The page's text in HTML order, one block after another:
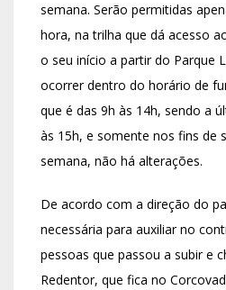
semana. Serão permitidas
hora, na trilha que dá acesso
o seu início a partir do Parque
ocorrer dentro do horário de
que é das 9h às 14h, sendo a
às 15h, e somente nos fins de
semana, não há alterações.
De acordo com a direção do
necessária para auxiliar no
pessoas que passou a subir e
Redentor, que fica no